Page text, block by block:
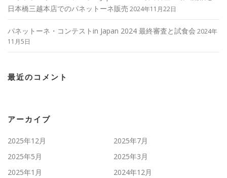
日本橋三越本店でのパネットーネ販売 2024年11月22日
パネットーネ・コンテストin Japan 2024 最終審査と試食会 2024年
11月5日
最近のコメント
アーカイブ
2025年12月
2025年7月
2025年5月
2025年3月
2025年1月
2024年12月